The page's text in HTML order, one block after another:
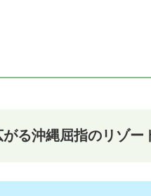
る沖縄屈指のリゾー